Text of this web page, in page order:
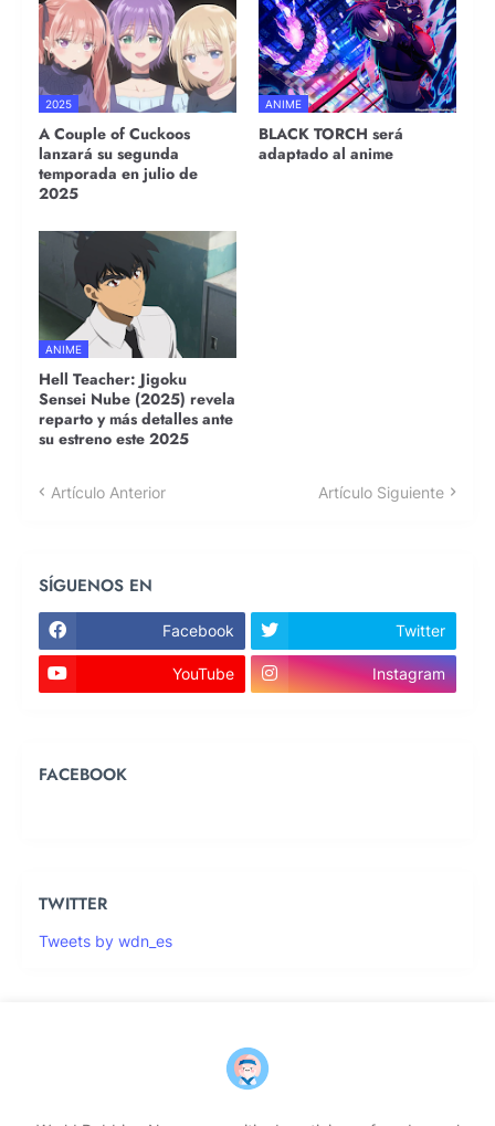
2025
A Couple of Cuckoos
lanzará su segunda
temporada en julio de
2025
ANIME
BLACK TORCH será
adaptado al anime
ANIME
Hell Teacher: Jigoku
Sensei Nube (2025) revela
reparto y más detalles ante
su estreno este 2025
Artículo Anterior Artículo Siguiente
SÍGUENOS EN
Facebook Twitter
YouTube Instagram
FACEBOOK
TWITTER
Tweets by wdn_es